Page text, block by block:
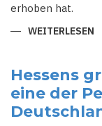
erhoben hat.
WEITERLESEN
-
Hessens
eine der